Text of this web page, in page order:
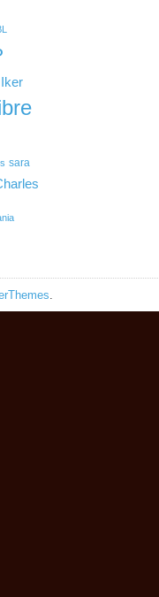
Iker
sara